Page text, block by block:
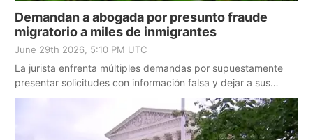
Demandan a abogada por presunto fraude
migratorio a miles de inmigrantes
June 29th 2026, 5:10 PM UTC
La jurista enfrenta múltiples demandas por supuestamente
presentar solicitudes con información falsa y dejar a sus
clientes en riesgo de deportación.